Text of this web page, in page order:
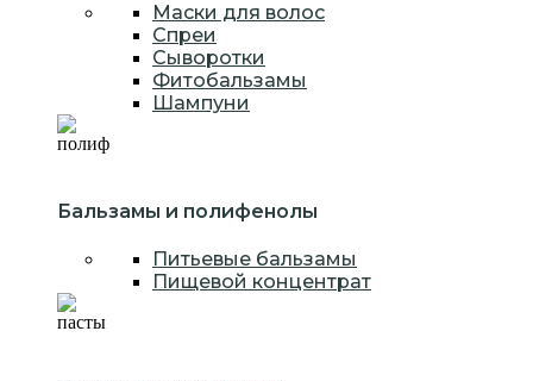
Маски для волос
Спреи
Сыворотки
Фитобальзамы
Шампуни
Бальзамы и полифенолы
Питьевые бальзамы
Пищевой концентрат